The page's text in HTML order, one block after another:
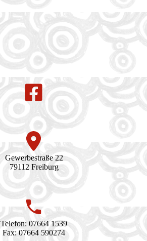
Gewerbestraße 22
79112 Freiburg
Telefon: 07664 1539
Fax: 07664 590274